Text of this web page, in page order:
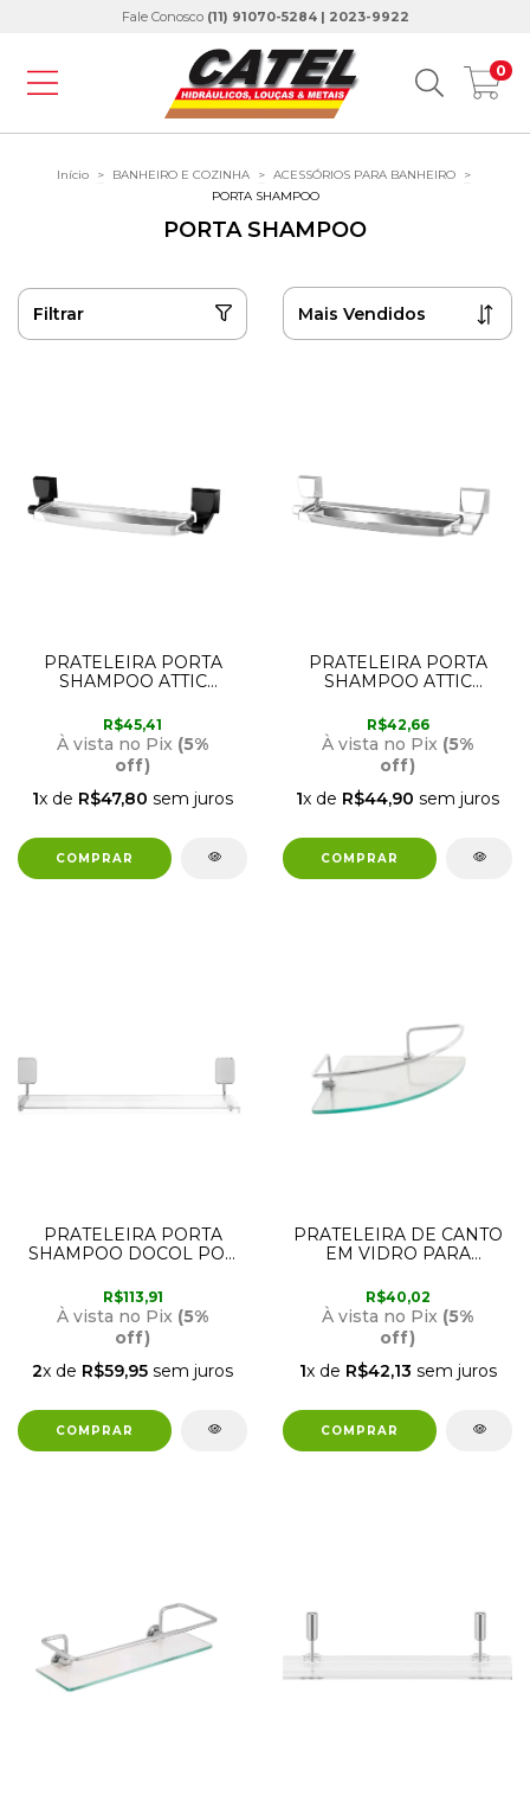
Fale Conosco (11) 91070-5284 | 2023-9922
0
Início > BANHEIRO E COZINHA > ACESSÓRIOS PARA BANHEIRO
>
PORTA SHAMPOO
PORTA SHAMPOO
Filtrar
PRATELEIRA PORTA
SHAMPOO ATTIC
2028 F24 LORENZETTI
R$45,41
À vista no Pix (5%
off)
1x de R$47,80 sem juros
PRATELEIRA PORTA
SHAMPOO ATTIC
F24 LORENZETTI
R$42,66
À vista no Pix (5%
off)
1x de R$44,90 sem juros
PRATELEIRA PORTA
SHAMPOO DOCOL POP
R$113,91
À vista no Pix (5%
off)
2x de R$59,95 sem juros
PRATELEIRA DE CANTO
EM VIDRO PARA
R$40,02
À vista no Pix (5%
off)
1x de R$42,13 sem juros